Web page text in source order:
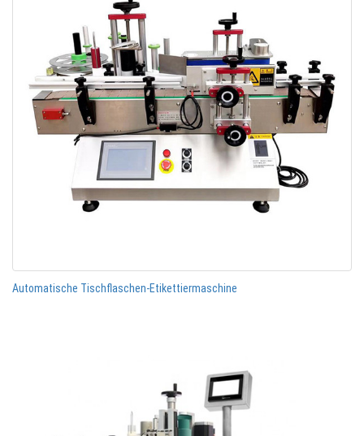
Automatische Tischflaschen-Etikettiermaschine